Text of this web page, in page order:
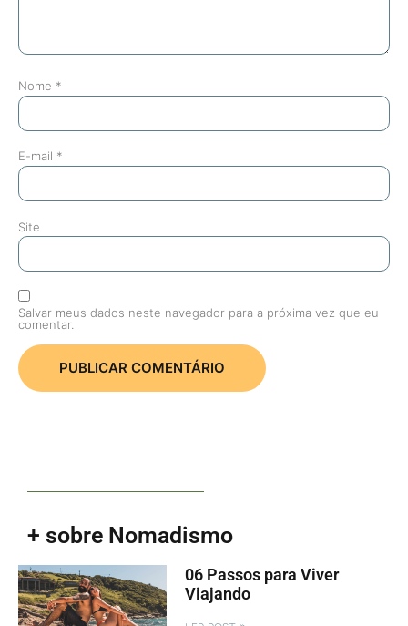
Nome *
E-mail *
Site
Salvar meus dados neste navegador para a próxima vez que eu
comentar.
+ sobre Nomadismo
06 Passos para Viver
Viajando